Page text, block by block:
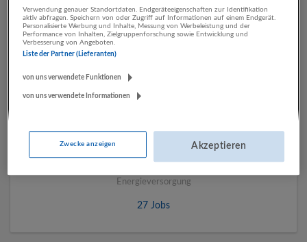
Unternehmen
Salzburg AG für Energie, Verkehr und Telekommunikation
Energieversorgung
27 Jobs
Verwendung genauer Standortdaten. Endgeräteeigenschaften zur Identifikation
aktiv abfragen. Speichern von oder Zugriff auf Informationen auf einem Endgerät.
Personalisierte Werbung und Inhalte, Messung von Werbeleistung und der
Performance von Inhalten, Zielgruppenforschung sowie Entwicklung und
Verbesserung von Angeboten.
Liste der Partner (Lieferanten)
von uns verwendete Funktionen
von uns verwendete Informationen
Zwecke anzeigen Akzeptieren